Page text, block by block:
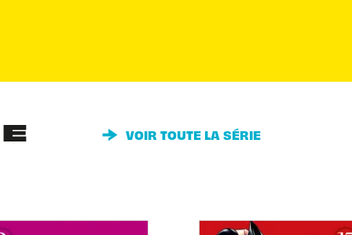
VOIR TOUTE LA SÉRIE